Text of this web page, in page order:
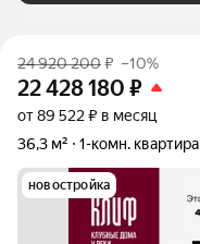
24 920 200₽ –10%
22 428 180 ₽
от 89 522 ₽ в месяц
36,3 м²
1-комн. квартира
новостройка